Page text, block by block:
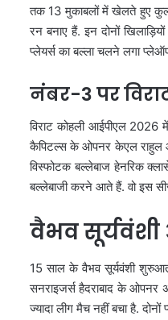
तक 13 मुकाबलों में खेलते हुए
रन बनाए हैं. इन दोनों
प्लेयर्स का बल्ला चलने लगा
नंबर-3 पर
विराट कोहली आईपीएल 2026
कैपिटल्स के ओपनर केएल राहुल
विस्फोटक बल्लेबाज हेनरिक
बल्लेबाजी करने आते हैं. वो इस
वैभव
15 साल के वैभव सूर्यवंशी
सनराइजर्स हैदराबाद के ओपनर
ज्यादा लीग मैच नहीं बचा है.